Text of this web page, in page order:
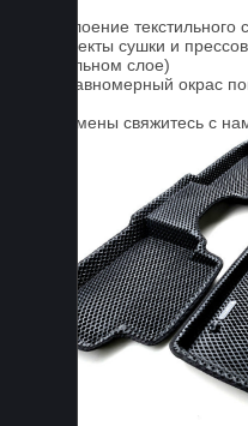
1. Отслоение текстильного
2. Дефекты сушки и
текстильном слое)
3. Неравномерный окрас
Для замены свяжитесь с